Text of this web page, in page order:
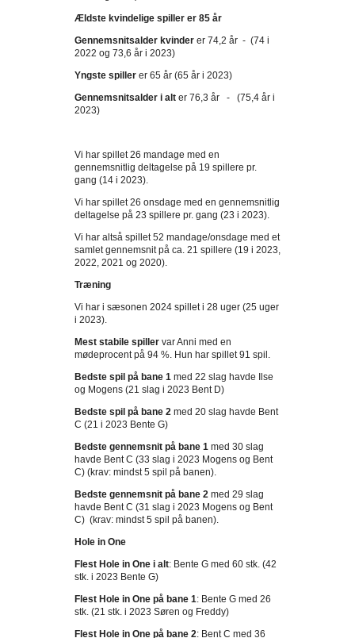
Ældste kvindelige spiller er 85 år
Gennemsnitsalder kvinder er 74,2 år - (74 i
2022 og 73,6 år i 2023)
Yngste spiller er 65 år (65 år i 2023)
Gennemsnitsalder i alt er 76,3 år - (75,4 år i
2023)
Vi har spillet 26 mandage med en
gennemsnitlig deltagelse på 19 spillere pr.
gang (14 i 2023).
Vi har spillet 26 onsdage med en gennemsnitlig
deltagelse på 23 spillere pr. gang (23 i 2023).
Vi har altså spillet 52 mandage/onsdage med et
samlet gennemsnit på ca. 21 spillere (19 i 2023,
2022, 2021 og 2020).
Træning
Vi har i sæsonen 2024 spillet i 28 uger (25 uger
i 2023).
Mest stabile spiller var Anni med en
mødeprocent på 94 %. Hun har spillet 91 spil.
Bedste spil på bane 1 med 22 slag havde Ilse
og Mogens (21 slag i 2023 Bent D)
Bedste spil på bane 2 med 20 slag havde Bent
C (21 i 2023 Bente G)
Bedste gennemsnit på bane 1 med 30 slag
havde Bent C (33 slag i 2023 Mogens og Bent
C) (krav: mindst 5 spil på banen).
Bedste gennemsnit på bane 2 med 29 slag
havde Bent C (31 slag i 2023 Mogens og Bent
C) (krav: mindst 5 spil på banen).
Hole in One
Flest Hole in One i alt: Bente G med 60 stk. (42
stk. i 2023 Bente G)
Flest Hole in One på bane 1: Bente G med 26
stk. (21 stk. i 2023 Søren og Freddy)
Flest Hole in One på bane 2: Bent C med 36